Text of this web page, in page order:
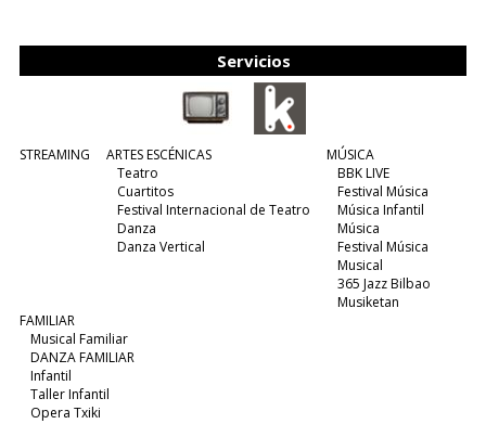
Servicios
STREAMING
ARTES ESCÉNICAS
Teatro
Cuartitos
Festival Internacional de Teatro
Danza
Danza Vertical
MÚSICA
BBK LIVE
Festival Música
Música Infantil
Música
Festival Música
Musical
365 Jazz Bilbao
Musiketan
FAMILIAR
Musical Familiar
DANZA FAMILIAR
Infantil
Taller Infantil
Opera Txiki